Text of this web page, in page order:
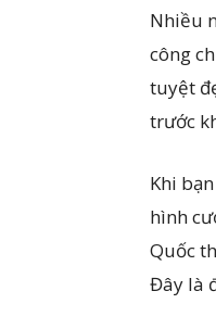
Nhiều
công
tuyệt
trước
Khi
hình
Quốc
Đây là